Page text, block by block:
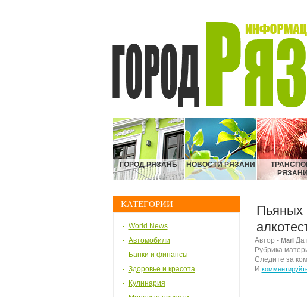
ГОРОД РЯЗАНЬ НОВОСТИ РЯЗАНИ
РЯЗАНИ
КАТЕГОРИИ
World News
Автомобили
Банки и финансы
Здоровье и красота
Кулинария
Пьяных
Автор - Mari
Рубрика
Следите за
И